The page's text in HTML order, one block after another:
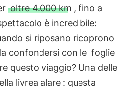
oltre 4.000 km , fino a
è incredibile:
si riposano ricoprono
confondersi con le foglie
questo viaggio? Una delle
livrea alare : questa